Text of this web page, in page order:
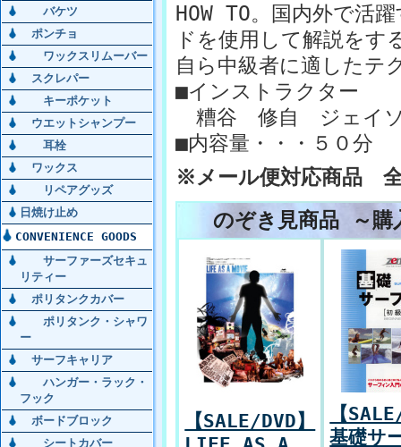
バケツ
ポンチョ
ワックスリムーバー
スクレパー
キーポケット
ウエットシャンプー
耳栓
ワックス
リペアグッズ
日焼け止め
CONVENIENCE GOODS
サーファーズセキュ
リティー
ポリタンクカバー
ポリタンク・シャワ
ー
サーフキャリア
ハンガー・ラック・
フック
ボードブロック
シートカバー
HOW TO。国内外で活
ドを使用して解説をす
自ら中級者に適したテ
■インストラクター
糟谷 修自 ジェイ
■内容量・・・５０分
※メール便対応商品
のぞき見商品 ～購
【SALE/DVD】
【
基礎サ